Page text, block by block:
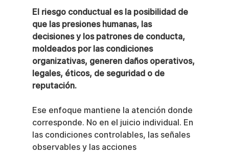
El riesgo conductual es la posibilidad de
que las presiones humanas, las
decisiones y los patrones de conducta,
moldeados por las condiciones
organizativas, generen daños operativos,
legales, éticos, de seguridad o de
reputación.
Ese enfoque mantiene la atención donde
corresponde. No en el juicio individual. En
las condiciones controlables, las señales
observables y las acciones